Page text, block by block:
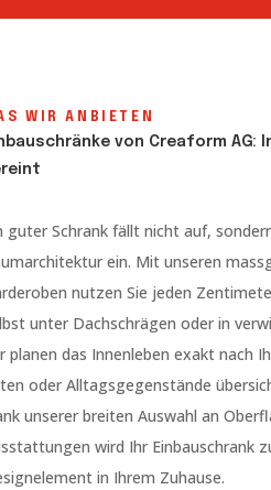
WIR ANBIETEN
von Creaform
guter Schrank fällt nicht auf,
ein. Mit unseren
nutzen Sie jeden
unter Dachschrägen oder in
planen das Innenleben exakt nach
oder Alltagsgegenstände
unserer breiten Auswahl an
wird Ihr Einbauschrank
in Ihrem Zuhause.